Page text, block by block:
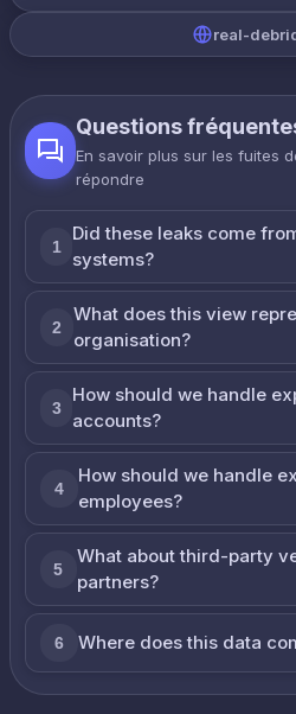
real-
Questions
En savoir plus sur les fuites
répondre
1
Did these leaks come
systems?
2
What does this view
organisation?
3
How should we handle
accounts?
4
How should we handle
employees?
5
What about third-party
partners?
6 Where does this data